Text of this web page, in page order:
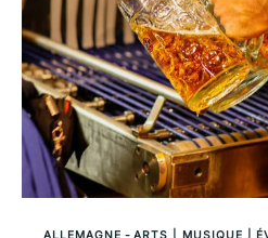
ALLEMAGNE -ARTS | MUSIQUE |